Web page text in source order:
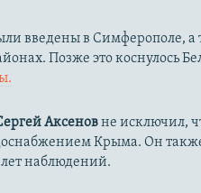
введены в Симферополе, а
Позже это коснулось
Аксеновне исключил,
Крыма. Он
наблюдений.​